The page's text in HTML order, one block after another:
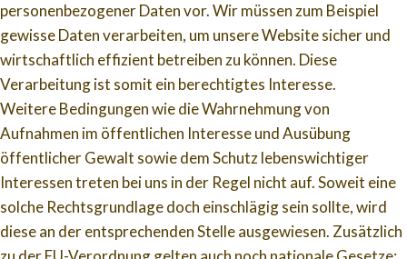
personenbezogener Daten vor. Wir müssen zum Beispiel
gewisse Daten verarbeiten, um unsere Website sicher und
wirtschaftlich effizient betreiben zu können. Diese
Verarbeitung ist somit ein berechtigtes Interesse.
Weitere Bedingungen wie die Wahrnehmung von
Aufnahmen im öffentlichen Interesse und Ausübung
öffentlicher Gewalt sowie dem Schutz lebenswichtiger
Interessen treten bei uns in der Regel nicht auf. Soweit eine
solche Rechtsgrundlage doch einschlägig sein sollte, wird
diese an der entsprechenden Stelle ausgewiesen. Zusätzlich